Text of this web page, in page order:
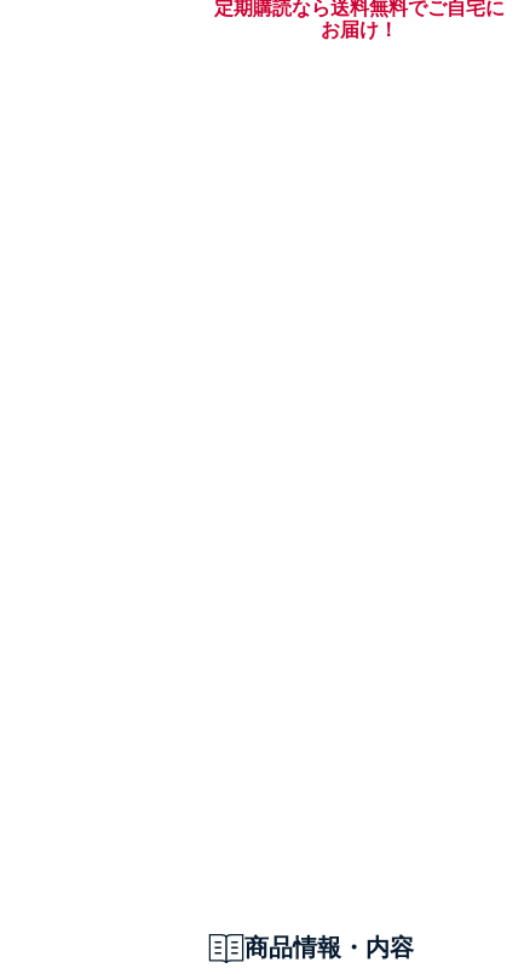
定期購読なら送料無料でご自宅に
お届け！
商品情報・内容